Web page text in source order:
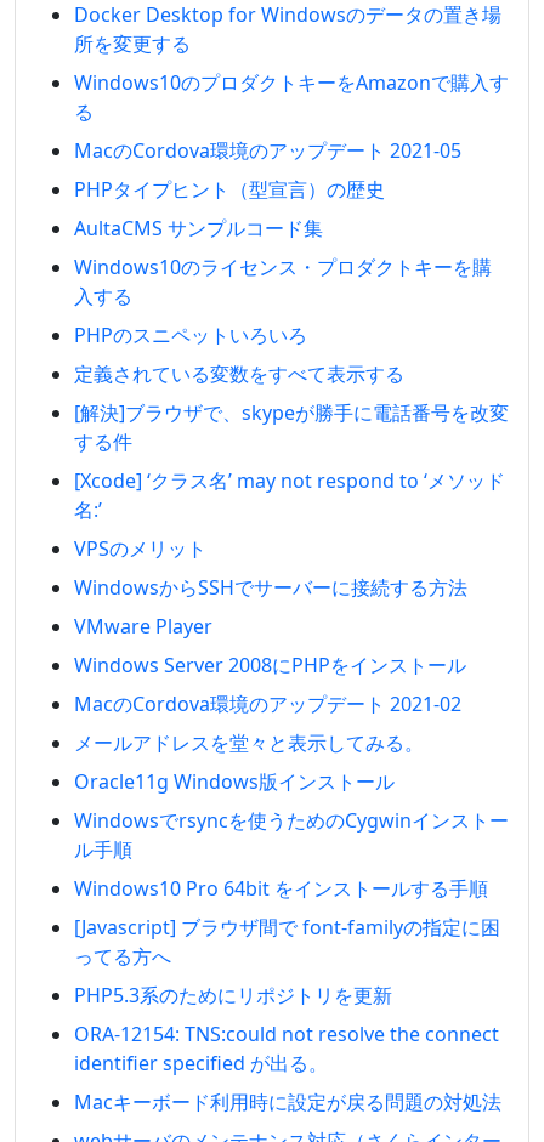
Docker Desktop for Windowsのデータの置き場
所を変更する
Windows10のプロダクトキーをAmazonで購入す
る
MacのCordova環境のアップデート 2021-05
PHPタイプヒント（型宣言）の歴史
AultaCMS サンプルコード集
Windows10のライセンス・プロダクトキーを購
入する
PHPのスニペットいろいろ
定義されている変数をすべて表示する
[解決]ブラウザで、skypeが勝手に電話番号を改変
する件
[Xcode] ‘クラス名’ may not respond to ‘メソッド
名:’
VPSのメリット
WindowsからSSHでサーバーに接続する方法
VMware Player
Windows Server 2008にPHPをインストール
MacのCordova環境のアップデート 2021-02
メールアドレスを堂々と表示してみる。
Oracle11g Windows版インストール
Windowsでrsyncを使うためのCygwinインストー
ル手順
Windows10 Pro 64bit をインストールする手順
[Javascript] ブラウザ間で font-familyの指定に困
ってる方へ
PHP5.3系のためにリポジトリを更新
ORA-12154: TNS:could not resolve the connect
identifier specified が出る。
Macキーボード利用時に設定が戻る問題の対処法